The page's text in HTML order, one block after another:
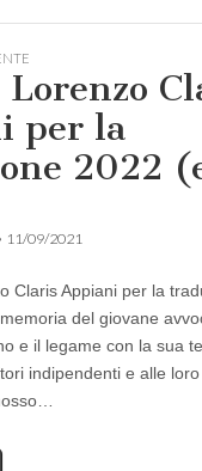
per la
2022
11/09/2021
Claris Appiani per la
del giovane
e il legame con la sua
indipendenti e alle